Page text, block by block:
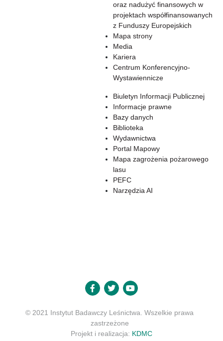
oraz nadużyć finansowych w
projektach współfinansowanych
z Funduszy Europejskich
Mapa strony
Media
Kariera
Centrum Konferencyjno-
Wystawiennicze
Biuletyn Informacji Publicznej
Informacje prawne
Bazy danych
Biblioteka
Wydawnictwa
Portal Mapowy
Mapa zagrożenia pożarowego
lasu
PEFC
Narzędzia AI
© 2021 Instytut Badawczy Leśnictwa. Wszelkie prawa
zastrzeżone
Projekt i realizacja: KDMC